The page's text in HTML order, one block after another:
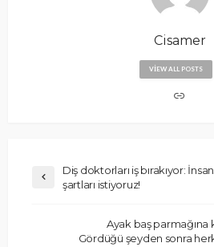
Cisamer
VIEW ALL POSTS
Diş doktorları iş bırakıyor:
şartları istiyoruz!
Ayak baş
Gördüğü şeyden sonra